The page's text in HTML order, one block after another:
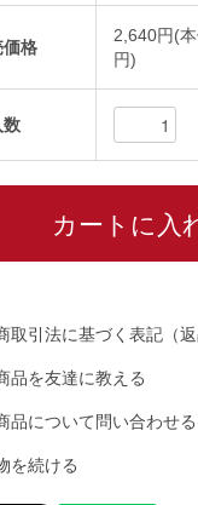
価格
2,640円(
円)
数
取引法に基づく表記（返
品を友達に教える
品について問い合わせる
を続ける